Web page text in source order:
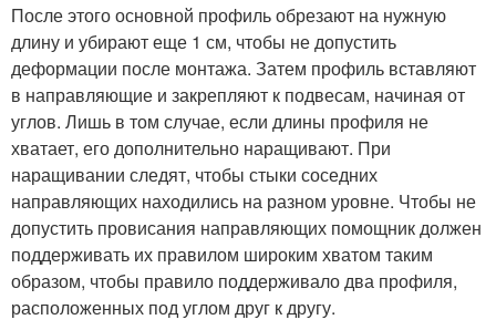
После этого основной профиль обрезают на нужную
длину и убирают еще 1 см, чтобы не допустить
деформации после монтажа. Затем профиль вставляют
в направляющие и закрепляют к подвесам, начиная от
углов. Лишь в том случае, если длины профиля не
хватает, его дополнительно наращивают. При
наращивании следят, чтобы стыки соседних
направляющих находились на разном уровне. Чтобы не
допустить провисания направляющих помощник должен
поддерживать их правилом широким хватом таким
образом, чтобы правило поддерживало два профиля,
расположенных под углом друг к другу.